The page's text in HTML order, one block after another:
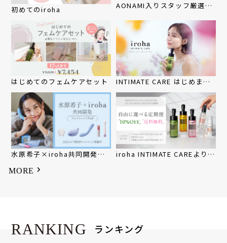
初めてのiroha
AONAMI入りスタッフ厳選セ
はじめてのフェムケアセット
INTIMATE CARE はじめませ
んか？
水原希子×iroha共同開発ア
iroha INTIMATE CAREよりど
MORE
RANKING ランキング